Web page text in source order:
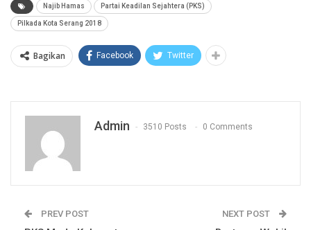
Najib Hamas Partai Keadilan Sejahtera (PKS)
Pilkada Kota Serang 2018
Bagikan Facebook Twitter
Admin 3510 Posts 0 Comments
PREV POST NEXT POST